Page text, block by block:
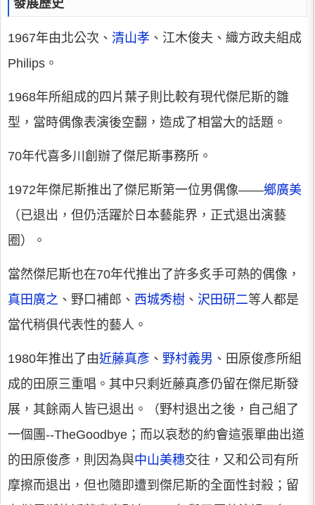
發展歷史
1967年由北公次、 清山孝 、江木俊夫、織方政夫組成
Philips。
1968年所組成的四片葉子則比較有現代傑尼斯的雛
型，當時偶像表演後空翻，造成了相當大的話題。
70年代喜多川創辦了傑尼斯事務所。
1972年傑尼斯推出了傑尼斯第一位男偶像——鄉廣美
（已退出，但仍活躍於日本藝能界，正式退出演藝
圈）。
當然傑尼斯也在70年代推出了許多炙手可熱的偶像，
真田廣之 、野口補郎、 西城秀樹 、 沢田研二等人都是
當代稍俱代表性的藝人。
1980年推出了由近藤真彥 、 野村義男 、田原俊彥所組
成的田原三重唱。其中只剩近藤真彥仍留在傑尼斯發
展，其餘兩人皆已退出。（野村退出之後，自己組了
一個團--TheGoodbye；而以哀愁的約會這張單曲出道
的田原俊彥，則因為與中山美穗交往，又和公司有所
摩擦而退出，但也隨即遭到傑尼斯的全面性封殺；留